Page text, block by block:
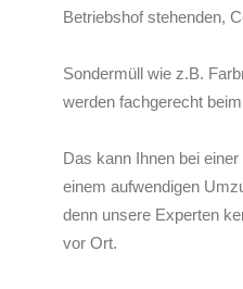
Betriebshof stehenden,
Sondermüll wie z.B.
werden fachgerecht
Das kann Ihnen bei
einem aufwendigen
denn unsere Experten
vor Ort.